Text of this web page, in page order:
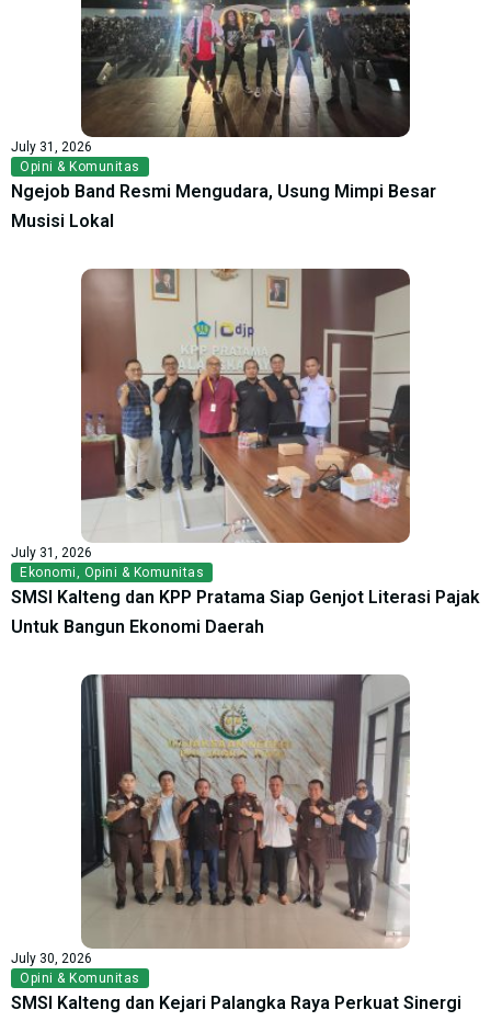
July 31, 2026
Opini & Komunitas
Ngejob Band Resmi Mengudara, Usung Mimpi Besar
Musisi Lokal
July 31, 2026
Ekonomi, Opini & Komunitas
SMSI Kalteng dan KPP Pratama Siap Genjot Literasi Pajak
Untuk Bangun Ekonomi Daerah
July 30, 2026
Opini & Komunitas
SMSI Kalteng dan Kejari Palangka Raya Perkuat Sinergi